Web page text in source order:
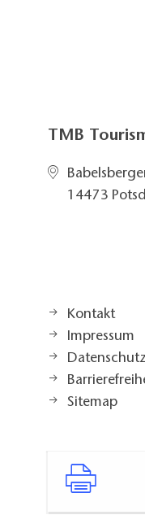
TMB
14473
Kontakt
Impressum
Sitemap